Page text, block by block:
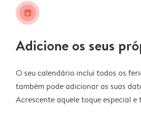
calendar_plus
Adicione os seus
O seu calendário inclui todos os
também pode adicionar as suas
Acrescente aquele toque especial e